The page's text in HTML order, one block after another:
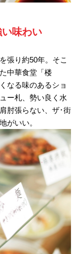
味わい
張り約50年。そこ
中華食堂「楼
なる味のあるショ
ー札、勢い良く水
肘張らない、ザ･街
がいい。